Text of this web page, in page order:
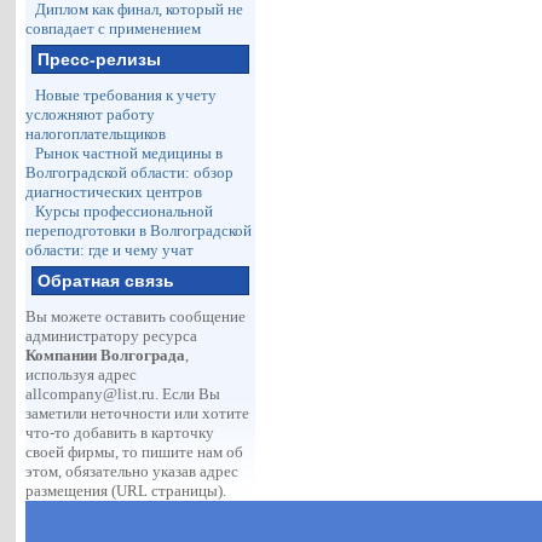
Диплом как финал, который не
совпадает с применением
Пресс-релизы
Новые требования к учету
усложняют работу
налогоплательщиков
Рынок частной медицины в
Волгоградской области: обзор
диагностических центров
Курсы профессиональной
переподготовки в Волгоградской
области: где и чему учат
Обратная связь
Вы можете оставить сообщение
администратору ресурса
Компании Волгограда,
используя адрес
allcompany@list.ru. Если Вы
заметили неточности или хотите
что-то добавить в карточку
своей фирмы, то пишите нам об
этом, обязательно указав адрес
размещения (URL страницы).